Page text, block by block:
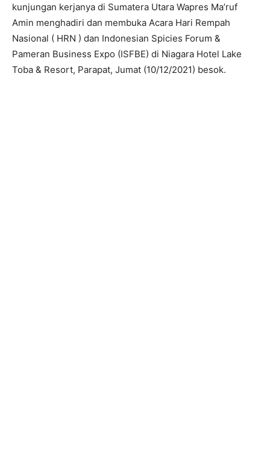
kunjungan kerjanya di Sumatera Utara Wapres Ma’ruf
Amin menghadiri dan membuka Acara Hari Rempah
Nasional ( HRN ) dan Indonesian Spicies Forum &
Pameran Business Expo (ISFBE) di Niagara Hotel Lake
Toba & Resort, Parapat, Jumat (10/12/2021) besok.